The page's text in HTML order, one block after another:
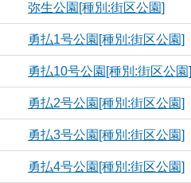
弥生公園[種別:街区公園]
勇払1号公園[種別:街区公園]
勇払10号公園[種別:街区公園]
勇払2号公園[種別:街区公園]
勇払3号公園[種別:街区公園]
勇払4号公園[種別:街区公園]